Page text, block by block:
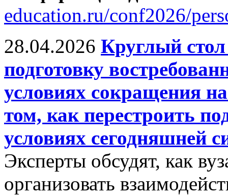
education.ru/conf2026/
28.04.2026 Круглый
подготовку
условиях сокращения
том, как перестроить
условиях сегодняшней
Эксперты обсудят, как
организовать